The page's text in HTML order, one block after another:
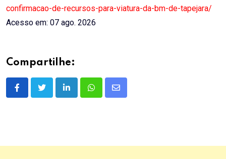
confirmacao-de-recursos-para-viatura-da-bm-de-tapejara/
Acesso em: 07 ago. 2026
Compartilhe:
LinkedInWhatsappShare